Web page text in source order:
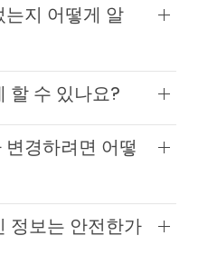
지 어떻게 알
할 수 있나요?
경하려면 어떻
정보는 안전한가